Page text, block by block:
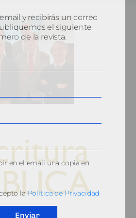
y recibirás un correo
el siguiente
de la revista.
en el email una copia en
laPolítica de Privacidad
Enviar